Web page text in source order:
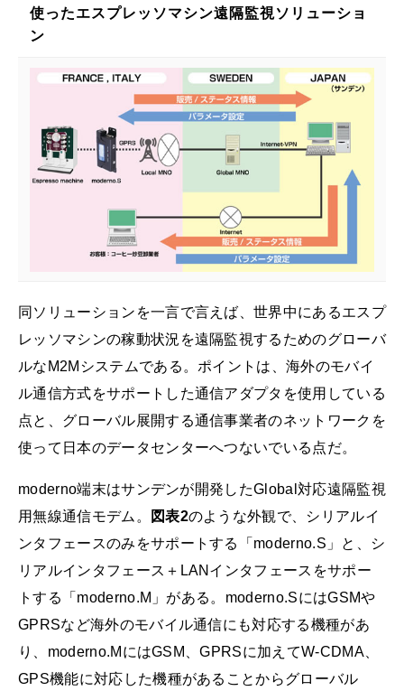
使ったエスプレッソマシン遠隔監視ソリューショ
ン
同ソリューションを一言で言えば、世界中にあるエスプ
レッソマシンの稼動状況を遠隔監視するためのグローバ
ルなM2Mシステムである。ポイントは、海外のモバイ
ル通信方式をサポートした通信アダプタを使用している
点と、グローバル展開する通信事業者のネットワークを
使って日本のデータセンターへつないでいる点だ。
moderno端末はサンデンが開発したGlobal対応遠隔監視
用無線通信モデム。
図表2のような外観で、シリアルイ
ンタフェースのみをサポートする「moderno.S」と、シ
リアルインタフェース＋LANインタフェースをサポー
トする「moderno.M」がある。moderno.SにはGSMや
GPRSなど海外のモバイル通信にも対応する機種があ
り、moderno.MにはGSM、GPRSに加えてW-CDMA、
GPS機能に対応した機種があることからグローバル